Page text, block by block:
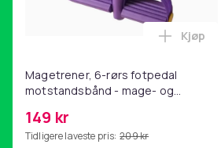
Magetrener, 6-rørs fotpedal
motstandsbånd - mage- og
hjemmegymnastikk Purple
149 kr
Tidligere laveste pris: 209 kr
Legg
Kjøp